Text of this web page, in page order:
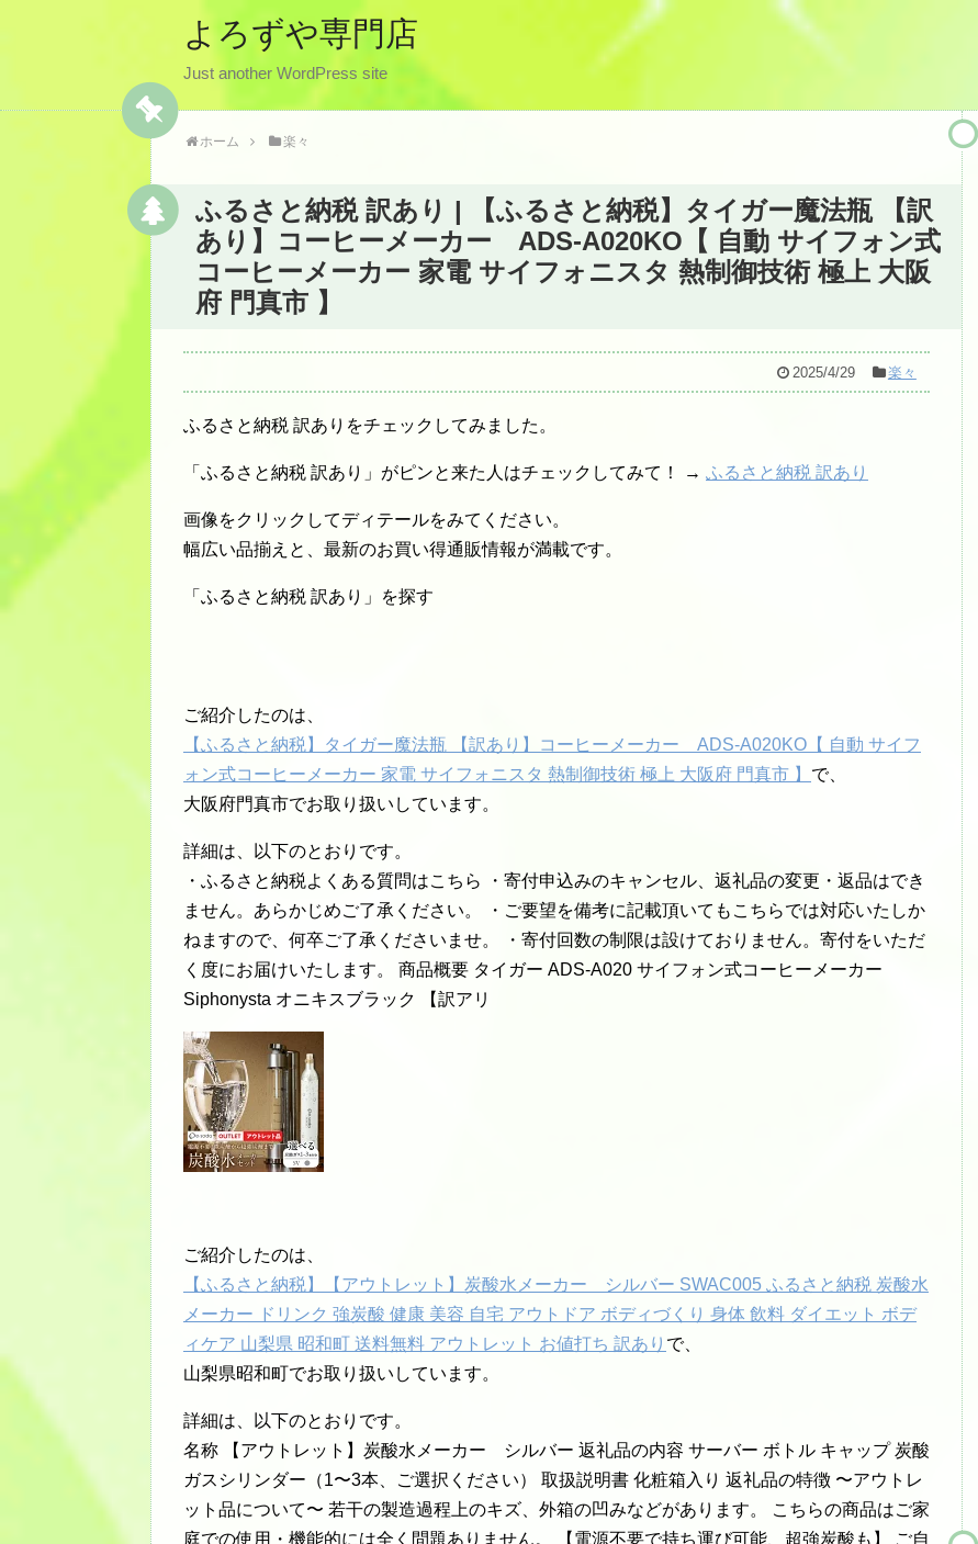
よろずや専門店
Just another WordPress site
ホーム 楽々
ふるさと納税 訳あり | 【ふるさと納税】タイガー魔法瓶 【訳
あり】コーヒーメーカー ADS-A020KO【 自動 サイフォン式
コーヒーメーカー 家電 サイフォニスタ 熱制御技術 極上 大阪
府 門真市 】
2025/4/29 楽々
ふるさと納税 訳ありをチェックしてみました。
「ふるさと納税 訳あり」がピンと来た人はチェックしてみて！ → ふるさと納税 訳あり
画像をクリックしてディテールをみてください。
幅広い品揃えと、最新のお買い得通販情報が満載です。
「ふるさと納税 訳あり」を探す
ご紹介したのは、
【ふるさと納税】タイガー魔法瓶 【訳あり】コーヒーメーカー ADS-A020KO【 自動 サイフ
ォン式コーヒーメーカー 家電 サイフォニスタ 熱制御技術 極上 大阪府 門真市 】 で、
大阪府門真市でお取り扱いしています。
詳細は、以下のとおりです。
・ふるさと納税よくある質問はこちら ・寄付申込みのキャンセル、返礼品の変更・返品はでき
ません。あらかじめご了承ください。 ・ご要望を備考に記載頂いてもこちらでは対応いたしか
ねますので、何卒ご了承くださいませ。 ・寄付回数の制限は設けておりません。寄付をいただ
く度にお届けいたします。 商品概要 タイガー ADS-A020 サイフォン式コーヒーメーカー
Siphonysta オニキスブラック 【訳アリ
ご紹介したのは、
【ふるさと納税】【アウトレット】炭酸水メーカー シルバー SWAC005 ふるさと納税 炭酸水
メーカー ドリンク 強炭酸 健康 美容 自宅 アウトドア ボディづくり 身体 飲料 ダイエット ボデ
ィケア 山梨県 昭和町 送料無料 アウトレット お値打ち 訳あり で、
山梨県昭和町でお取り扱いしています。
詳細は、以下のとおりです。
名称 【アウトレット】炭酸水メーカー シルバー 返礼品の内容 サーバー ボトル キャップ 炭酸
ガスシリンダー（1〜3本、ご選択ください） 取扱説明書 化粧箱入り 返礼品の特徴 〜アウトレ
ット品について〜 若干の製造過程上のキズ、外箱の凹みなどがあります。 こちらの商品はご家
庭での使用・機能的には全く問題ありません。 【電源不要で持ち運び可能、超強炭酸も】 ご自